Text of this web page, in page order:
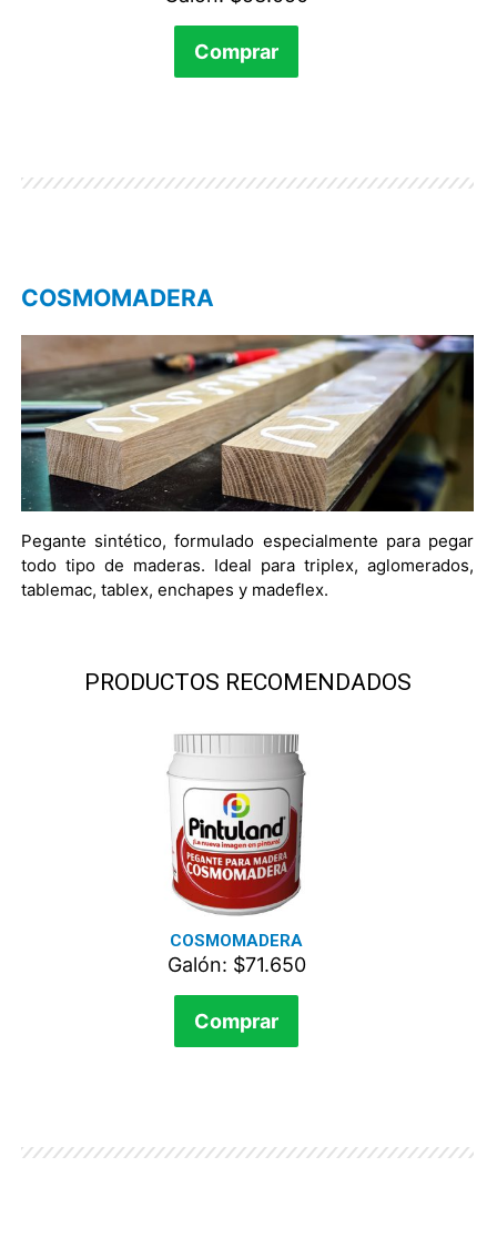
Comprar
COSMOMADERA
Pegante sintético, formulado especialmente para pegar
todo tipo de maderas. Ideal para triplex, aglomerados,
tablemac, tablex, enchapes y madeflex.
PRODUCTOS RECOMENDADOS
COSMOMADERA
Galón: $71.650
Comprar